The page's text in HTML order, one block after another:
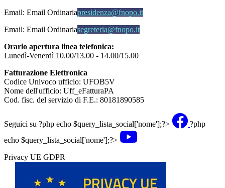
Email: Email Ordinariapresidenza@fnopo.it
Email: Email Ordinariasegreteria@fnopo.it
Orario apertura linea telefonica:
Lunedì-Venerdì 10.00/13.00 - 14.00/15.00
Fatturazione Elettronica
Codice Univoco ufficio: UFOB5V
Nome dell'ufficio: Uff_eFatturaPA
Cod. fisc. del servizio di F.E.: 80181890585
Seguici su ?php echo $query_lista_social['nome'];?>
?php
echo $query_lista_social['nome'];?>
Privacy UE GDPR